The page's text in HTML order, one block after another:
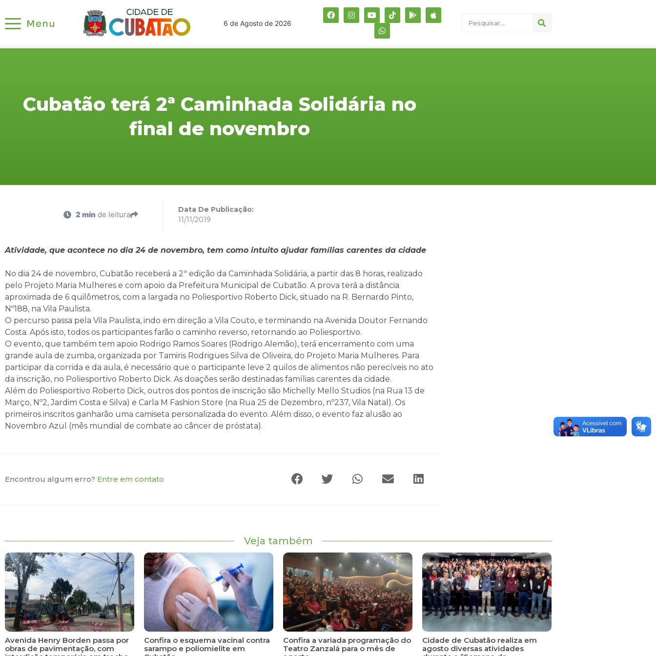
6 de Agosto de 2026
Cubatão terá 2ª Caminhada Solidária no
final de novembro
2 min de leitura
Data De Publicação:
11/11/2019
Atividade, que acontece no dia 24 de novembro, tem como intuito ajudar famílias carentes da cidade
No dia 24 de novembro, Cubatão receberá a 2ª edição da Caminhada Solidária, a partir das 8 horas, realizado
pelo Projeto Maria Mulheres e com apoio da Prefeitura Municipal de Cubatão. A prova terá a distância
aproximada de 6 quilômetros, com a largada no Poliesportivo Roberto Dick, situado na R. Bernardo Pinto,
Nº188, na Vila Paulista.
O percurso passa pela Vila Paulista, indo em direção a Vila Couto, e terminando na Avenida Doutor Fernando
Costa. Após isto, todos os participantes farão o caminho reverso, retornando ao Poliesportivo.
O evento, que também tem apoio Rodrigo Ramos Soares (Rodrigo Alemão), terá encerramento com uma
grande aula de zumba, organizada por Tamiris Rodrigues Silva de Oliveira, do Projeto Maria Mulheres. Para
participar da corrida e da aula, é necessário que o participante leve 2 quilos de alimentos não perecíveis no ato
da inscrição, no Poliesportivo Roberto Dick. As doações serão destinadas famílias carentes da cidade.
Além do Poliesportivo Roberto Dick, outros dos pontos de inscrição são Michelly Mello Studios (na Rua 13 de
Março, Nº2, Jardim Costa e Silva) e Carla M Fashion Store (na Rua 25 de Dezembro, nº237, Vila Natal). Os
primeiros inscritos ganharão uma camiseta personalizada do evento. Além disso, o evento faz alusão ao
Novembro Azul (mês mundial de combate ao câncer de próstata).
Encontrou algum erro? Entre em contato
Veja também
Avenida Henry Borden passa por
obras de pavimentação, com
Confira o esquema vacinal contra
sarampo e poliomielite em
Confira a variada programação do
Teatro Zanzalá para o mês de
Cidade de Cubatão realiza em
agosto diversas atividades